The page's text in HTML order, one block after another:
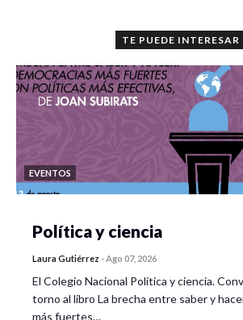
TE PUEDE INTERESAR
EVENTOS
Política y ciencia
Laura Gutiérrez -Ago 07, 2026
El Colegio Nacional Política y ciencia.
torno al libro La brecha entre saber y
más fuertes…